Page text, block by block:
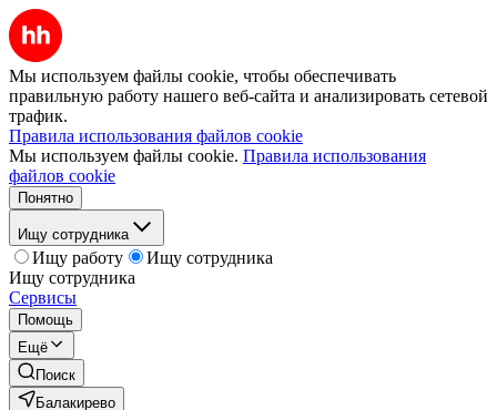
Мы используем файлы cookie, чтобы обеспечивать
правильную работу нашего веб-сайта и анализировать сетевой
трафик.
Правила использования файлов cookie
Мы используем файлы cookie. Правила использования
файлов cookie
Понятно
Ищу сотрудника
Ищу работу
Ищу сотрудника
Ищу сотрудника
Сервисы
Помощь
Ещё
Поиск
Балакирево